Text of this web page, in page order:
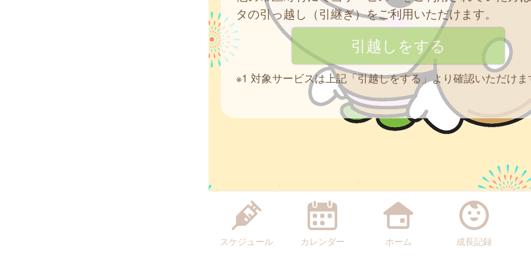
タの引っ越し（引継ぎ）をご利用いただけます。
※1 対象サービスは上記「引越しをする」より確認いただけま
スケジュール カレンダー ホーム 成長記録